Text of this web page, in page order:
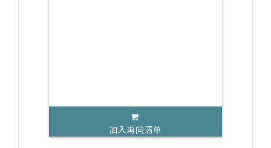
加入询问清单